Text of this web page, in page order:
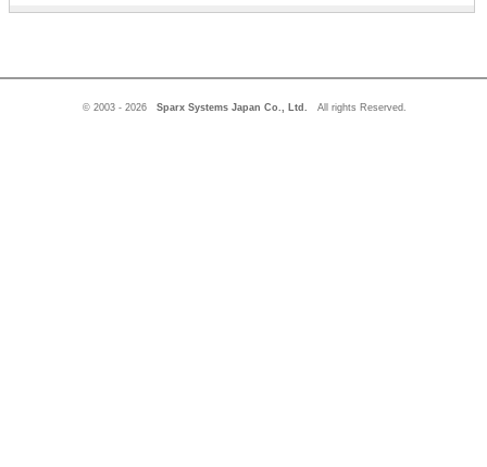
© 2003 - 2026 Sparx Systems Japan Co., Ltd. All rights Reserved.